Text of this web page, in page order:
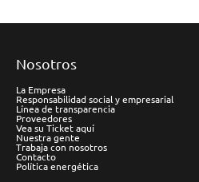
Nosotros
La Empresa
Responsabilidad social y empresarial
Línea de transparencia
Proveedores
Vea su Ticket aquí
Nuestra gente
Trabaja con nosotros
Contacto
Política energética